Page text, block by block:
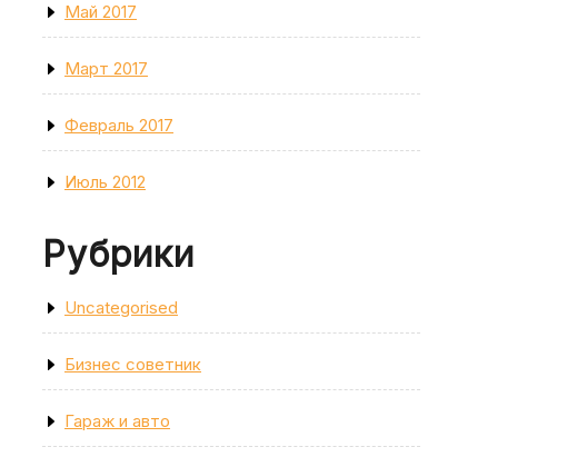
Май 2017
Март 2017
Февраль 2017
Июль 2012
Рубрики
Uncategorised
Бизнес советник
Гараж и авто